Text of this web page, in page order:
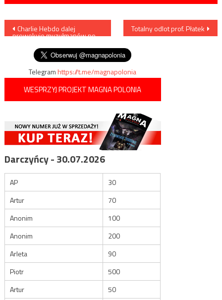
Nawigacja
wpisu
Charlie Hebdo dalej
prowokuje muzułmanów po
Totalny odlot prof. Płatek
Telegramhttps://t.me/magnapolonia
WESPRZYJ PROJEKT MAGNA POLONIA
Darczyńcy - 30.07.2026
AP
30
Artur
70
Anonim
100
Anonim
200
Arleta
90
Piotr
500
Artur
50